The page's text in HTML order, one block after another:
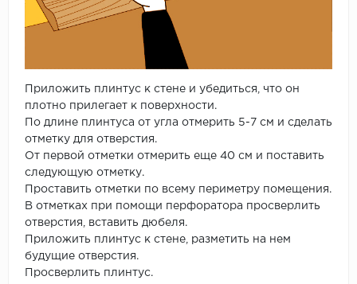
Приложить плинтус к стене и убедиться, что он
плотно прилегает к поверхности.
По длине плинтуса от угла отмерить 5-7 см и сделать
отметку для отверстия.
От первой отметки отмерить еще 40 см и поставить
следующую отметку.
Проставить отметки по всему периметру помещения.
В отметках при помощи перфоратора просверлить
отверстия, вставить дюбеля.
Приложить плинтус к стене, разметить на нем
будущие отверстия.
Просверлить плинтус.